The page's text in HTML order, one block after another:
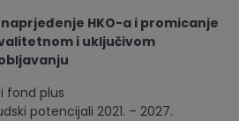
HKO-a i promicanje
i uključivom
fond plus
potencijali 2021. – 2027.